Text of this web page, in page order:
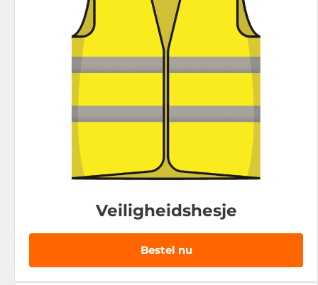
Veiligheidshesje
Bestel nu